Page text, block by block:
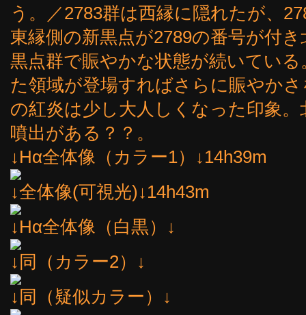
う。／2783群は西縁に隠れたが、
東縁側の新黒点が2789の番号が付
黒点群で賑やかな状態が続いてい
た領域が登場すればさらに賑やか
の紅炎は少し大人しくなった印象
噴出がある？？。
↓Hα全体像（カラー1）↓14h39m
↓全体像(可視光)↓14h43m
↓Hα全体像（白黒）↓
↓同（カラー2）↓
↓同（疑似カラー）↓